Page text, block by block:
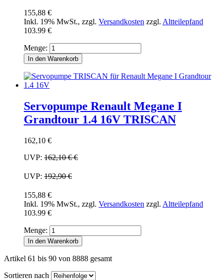
155,88 €
Inkl. 19% MwSt., zzgl. Versandkosten zzgl. Altteilepfand
103.99 €
Menge:
In den Warenkorb
Servopumpe Renault Megane I
Grandtour 1.4 16V TRISCAN
162,10 €
UVP: 162,10 €€
UVP: 192,90 €
155,88 €
Inkl. 19% MwSt., zzgl. Versandkosten zzgl. Altteilepfand
103.99 €
Menge:
In den Warenkorb
Artikel 61 bis 90 von 8888 gesamt
Sortieren nach